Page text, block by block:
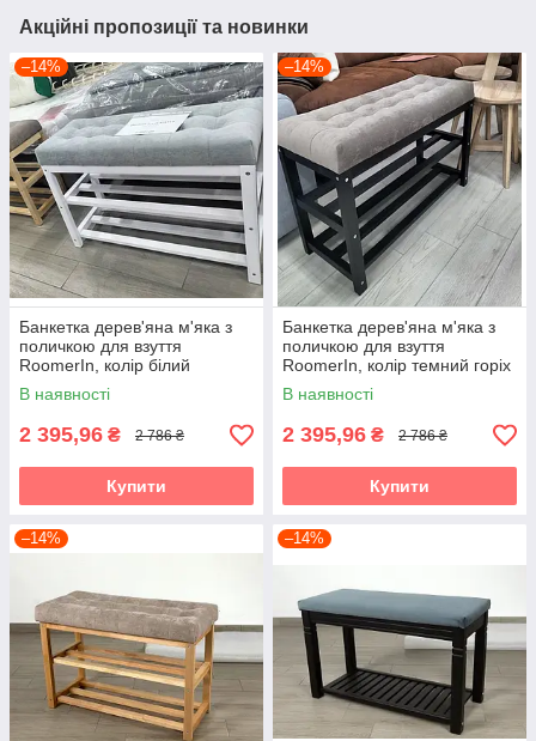
Акційні пропозиції та новинки
–14%
Банкетка дерев'яна м'яка з
поличкою для взуття
RoomerIn, колір білий
В наявності
2 395,96 ₴ 2 786 ₴
Купити
–14%
Банкетка дерев'яна м'яка з
поличкою для взуття
RoomerIn, колір темний горіх
В наявності
2 395,96 ₴ 2 786 ₴
Купити
–14% –14%